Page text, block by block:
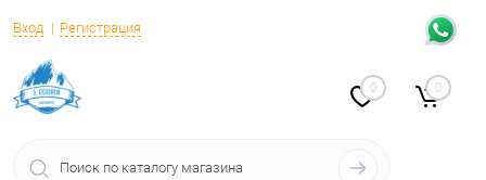
Вход Регистрация
0 0